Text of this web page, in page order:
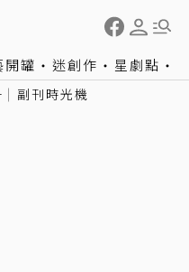
開罐 迷創作 星劇點
副刊時光機